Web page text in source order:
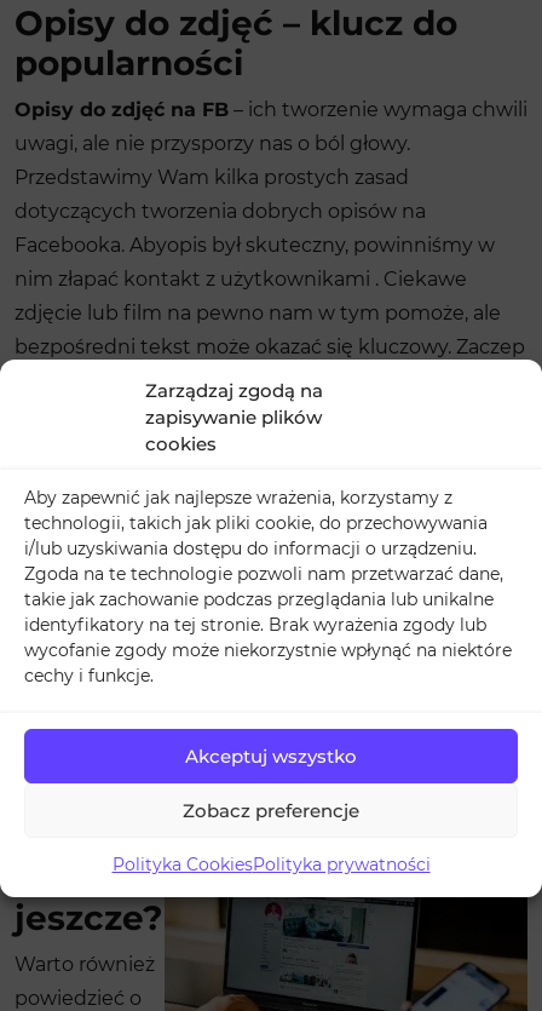
Zarządzaj zgodą na
zapisywanie plików
cookies
Aby zapewnić jak najlepsze wrażenia, korzystamy z
technologii, takich jak pliki cookie, do przechowywania
i/lub uzyskiwania dostępu do informacji o urządzeniu.
Zgoda na te technologie pozwoli nam przetwarzać dane,
takie jak zachowanie podczas przeglądania lub unikalne
identyfikatory na tej stronie. Brak wyrażenia zgody lub
wycofanie zgody może niekorzystnie wpłynąć na niektóre
cechy i funkcje.
Akceptuj wszystko
Zobacz preferencje
Polityka CookiesPolityka prywatności
Opisy do zdjęć – klucz do
popularności
Opisy do zdjęć na FB – ich tworzenie wymaga chwili
uwagi, ale nie przysporzy nas o ból głowy.
Przedstawimy Wam kilka prostych zasad
dotyczących tworzenia dobrych opisów na
Facebooka. Aby​opis był skuteczny, powinniśmy w
nim złapać kontakt z użytkownikami​ . Ciekawe
zdjęcie lub film na pewno nam w tym pomoże, ale
bezpośredni tekst może okazać się kluczowy. Zaczep
potencjalnego fana, zadaj mu/jej pytanie, zachęć do
interakcji lub zostawienia komentarza. Dzięki temu
opis stanie się bardziej otwarty na użytkowników, a
popularność. Użytkownicy Facebooka lubią też ​opisy,
które opowiadają historie​. Dlaczego? Ponieważ takie
treści są najczęściej emocjonalne i szczere, znika
bariera. Stajesz naprzeciw swoich użytkowników i
opowiadasz im coś o sobie, lub ważnych ludziach z
Twojego otoczenia. Potencjalni obserwatorzy mogą
podobne sytuacje. Dzięki temu stworzysz między
wami silną więź, a Facebookowicze wrócą na Twoją
jeszcze?
Warto również
powiedzieć o